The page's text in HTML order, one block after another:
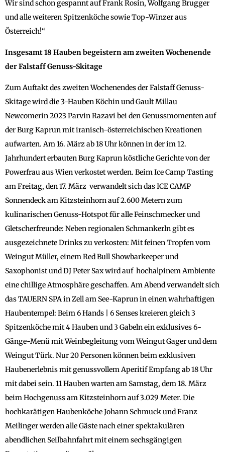
Wir sind schon gespannt auf Frank Rosin, Wolfgang Brugger
und alle weiteren Spitzenköche sowie Top-Winzer aus
Österreich!“
Insgesamt 18 Hauben begeistern am zweiten Wochenende
der Falstaff Genuss-Skitage
Zum Auftakt des zweiten Wochenendes der Falstaff Genuss-
Skitage wird die 3-Hauben Köchin und Gault Millau
Newcomerin 2023 Parvin Razavi bei den Genussmomenten auf
der Burg Kaprun mit iranisch-österreichischen Kreationen
aufwarten. Am 16. März ab 18 Uhr können in der im 12.
Jahrhundert erbauten Burg Kaprun köstliche Gerichte von der
Powerfrau aus Wien verkostet werden. Beim Ice Camp Tasting
am Freitag, den 17. März verwandelt sich das ICE CAMP
Sonnendeck am Kitzsteinhorn auf 2.600 Metern zum
kulinarischen Genuss-Hotspot für alle Feinschmecker und
Gletscherfreunde: Neben regionalen Schmankerln gibt es
ausgezeichnete Drinks zu verkosten: Mit feinen Tropfen vom
Weingut Müller, einem Red Bull Showbarkeeper und
Saxophonist und DJ Peter Sax wird auf hochalpinem Ambiente
eine chillige Atmosphäre geschaffen. Am Abend verwandelt sich
das TAUERN SPA in Zell am See-Kaprun in einen wahrhaftigen
Haubentempel: Beim 6 Hands | 6 Senses kreieren gleich 3
Spitzenköche mit 4 Hauben und 3 Gabeln ein exklusives 6-
Gänge-Menü mit Weinbegleitung vom Weingut Gager und dem
Weingut Türk. Nur 20 Personen können beim exklusiven
Haubenerlebnis mit genussvollem Aperitif Empfang ab 18 Uhr
mit dabei sein. 11 Hauben warten am Samstag, dem 18. März
beim Hochgenuss am Kitzsteinhorn auf 3.029 Meter. Die
hochkarätigen Haubenköche Johann Schmuck und Franz
Meilinger werden alle Gäste nach einer spektakulären
abendlichen Seilbahnfahrt mit einem sechsgängigen